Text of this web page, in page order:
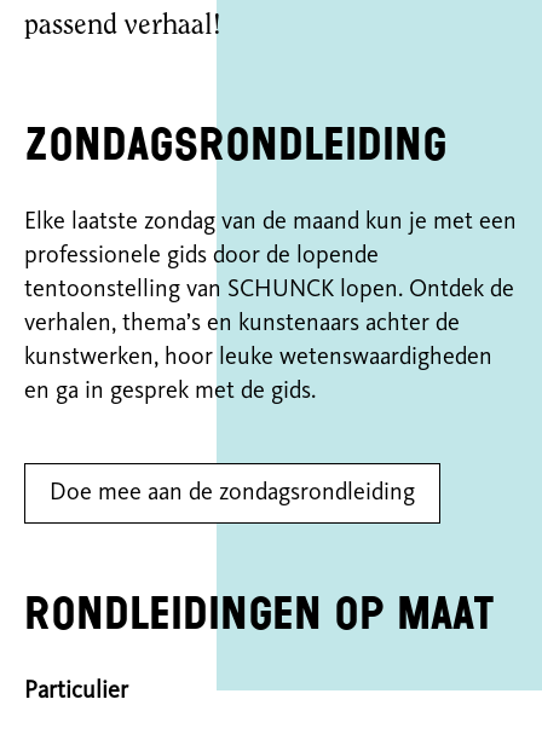
passend verhaal!
Zondagsrondleiding
Elke laatste zondag van de maand kun je met een
professionele gids door de lopende
tentoonstelling van SCHUNCK lopen. Ontdek de
verhalen, thema’s en kunstenaars achter de
kunstwerken, hoor leuke wetenswaardigheden
en ga in gesprek met de gids.
Doe mee aan de zondagsrondleiding
Rondleidingen op maat
Particulier